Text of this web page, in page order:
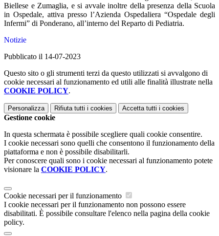
Biellese e Zumaglia, e si avvale inoltre della presenza della Scuola
in Ospedale, attiva presso l’Azienda Ospedaliera “Ospedale degli
Infermi” di Ponderano, all’interno del Reparto di Pediatria.
Notizie
Pubblicato il 14-07-2023
Questo sito o gli strumenti terzi da questo utilizzati si avvalgono di
cookie necessari al funzionamento ed utili alle finalità illustrate nella
COOKIE POLICY.
Personalizza Rifiuta tutti i cookies Accetta tutti i cookies
Gestione cookie
In questa schermata è possibile scegliere quali cookie consentire.
I cookie necessari sono quelli che consentono il funzionamento della
piattaforma e non è possibile disabilitarli.
Per conoscere quali sono i cookie necessari al funzionamento potete
visionare la COOKIE POLICY.
Cookie necessari per il funzionamento
I cookie necessari per il funzionamento non possono essere
disabilitati. È possibile consultare l'elenco nella pagina della cookie
policy.